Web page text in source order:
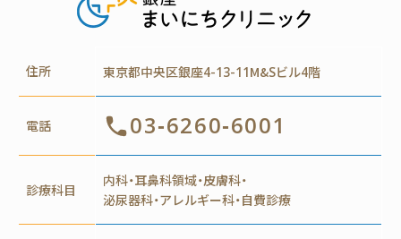
住所 東京都中央区銀座4-13-11M&Sビル4階
電話 03-6260-6001
診療科目
内科・耳鼻科領域・皮膚科・
泌尿器科・アレルギー科・自費診療